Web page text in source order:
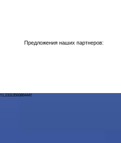
Предложения наших партнеров:
!!1.2331359386444!!